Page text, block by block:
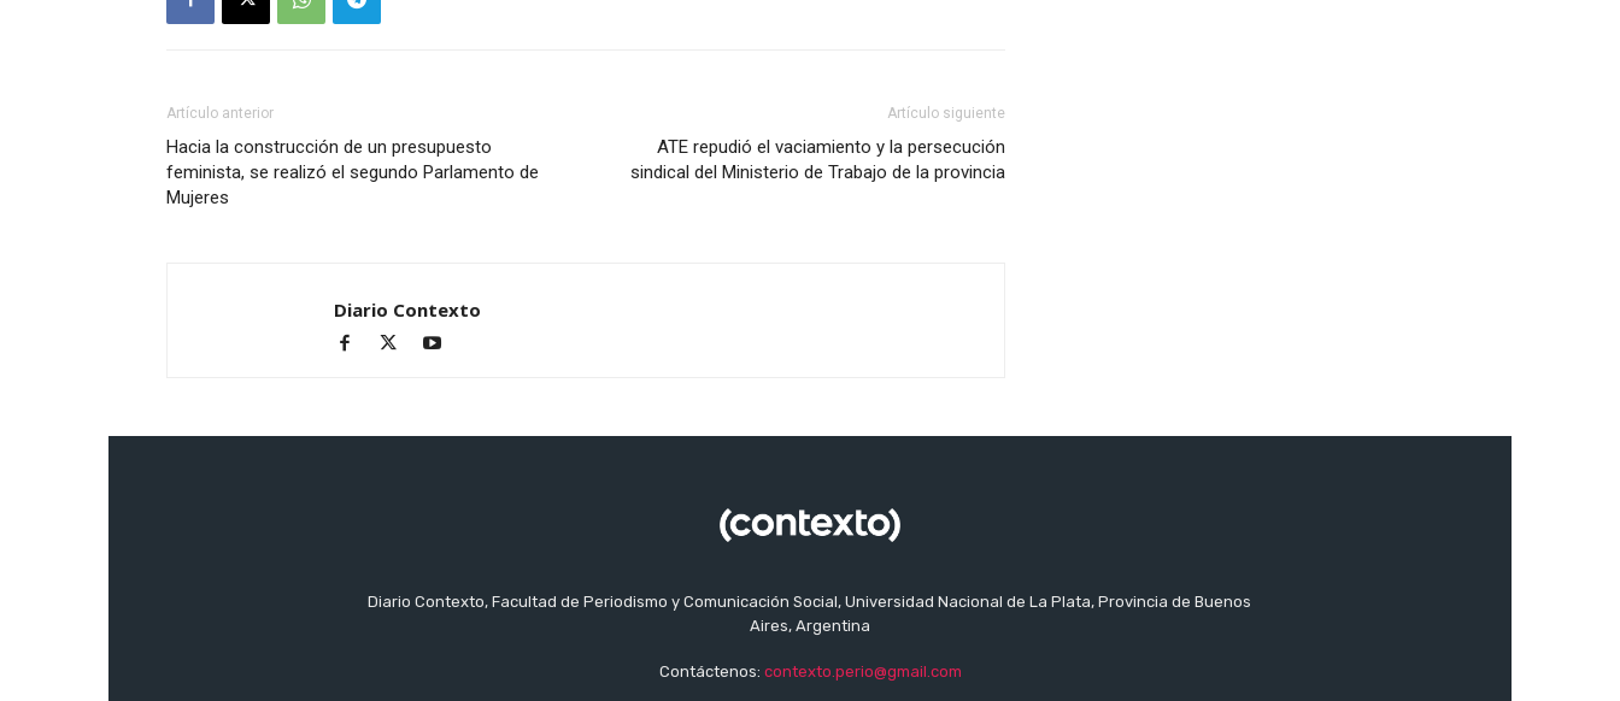
Artículo anterior
Hacia la construcción de un presupuesto
feminista, se realizó el segundo Parlamento de
Mujeres
Artículo siguiente
ATE repudió el vaciamiento y la persecución
sindical del Ministerio de Trabajo de la provincia
Diario Contexto
Diario Contexto, Facultad de Periodismo y Comunicación Social, Universidad Nacional de La Plata, Provincia de Buenos
Aires, Argentina
Contáctenos: contexto.perio@gmail.com